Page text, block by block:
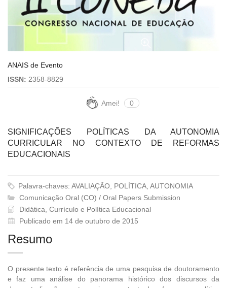
ANAIS de Evento
ISSN: 2358-8829
Amei! 0
SIGNIFICAÇÕES POLÍTICAS DA AUTONOMIA
CURRICULAR NO CONTEXTO DE REFORMAS
EDUCACIONAIS
Palavra-chaves: AVALIAÇÃO, POLÍTICA, AUTONOMIA
Comunicação Oral (CO) / Oral Papers Submission
Didática, Currículo e Política Educacional
Publicado em 14 de outubro de 2015
Resumo
O presente texto é referência de uma pesquisa de doutoramento
e faz uma análise do panorama histórico dos discursos da